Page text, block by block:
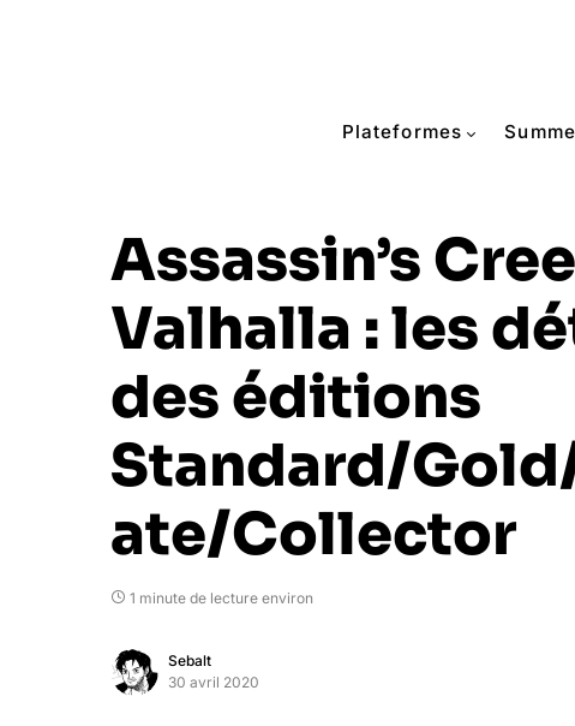
Plateformes
Assassin’s
Valhalla : les
des éditions
Standard/
ate/Collector
1 minute de lecture environ
Sebalt
30 avril 2020